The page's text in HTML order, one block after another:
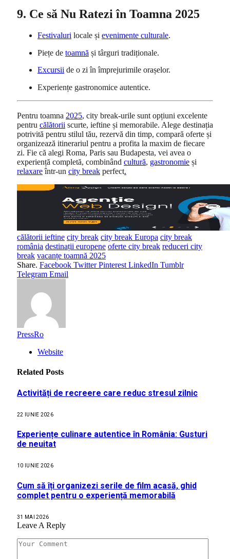
9. Ce să Nu Ratezi în Toamna 2025
Festivaluri locale și evenimente culturale.
Piețe de toamnă și târguri tradiționale.
Excursii de o zi în împrejurimile orașelor.
Experiențe gastronomice autentice.
Pentru toamna 2025, city break-urile sunt opțiuni excelente
pentru călătorii scurte, ieftine și memorabile. Alege destinația
potrivită pentru stilul tău, rezervă din timp, compară oferte și
organizează itinerariul pentru a profita la maxim de fiecare
zi. Fie că alegi Roma, Paris sau Budapesta, vei avea o
experiență completă, combinând cultură, gastronomie și
relaxareîntr-un city break perfect.
călătorii ieftine city break city break Europa city break
românia destinații europene oferte city break reduceri city
break vacanțe toamnă 2025
Share. Facebook Twitter Pinterest LinkedIn Tumblr
Telegram Email
PressRo
Website
Related Posts
Activități de recreere care reduc stresul zilnic
22 IUNIE 2026
Experiențe culinare autentice în România: Gusturi
de neuitat
10 IUNIE 2026
Cum să îți organizezi serile de film acasă, ghid
complet pentru o experiență memorabilă
31 MAI 2026
Leave A Reply